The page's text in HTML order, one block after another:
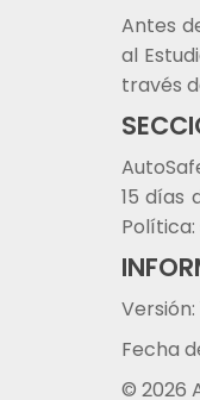
Antes
al
través
15 días
Versión:
Fecha
© 2026